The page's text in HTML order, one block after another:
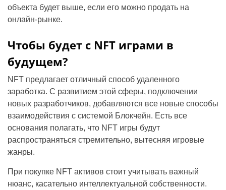
объекта будет выше, если его можно продать на
онлайн-рынке.
Чтобы будет с NFT играми в
будущем?
NFT предлагает отличный способ удаленного
заработка. С развитием этой сферы, подключении
новых разработчиков, добавляются все новые способы
взаимодействия с системой Блокчейн. Есть все
основания полагать, что NFT игры будут
распространяться стремительно, вытесняя игровые
жанры.
При покупке NFT активов стоит учитывать важный
нюанс, касательно интеллектуальной собственности.